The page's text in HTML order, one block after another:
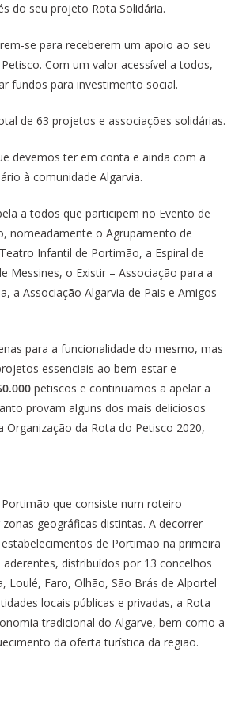
do seu projeto Rota Solidária.
se para receberem um apoio ao seu
Com um valor acessível a todos,
fundos para investimento social.
de 63 projetos e associações solidárias.
devemos ter em conta e ainda com a
à comunidade Algarvia.
a todos que participem no Evento de
nomeadamente o Agrupamento de
Infantil de Portimão, a Espiral de
Messines, o Existir – Associação para a
a Associação Algarvia de Pais e Amigos
para a funcionalidade do mesmo, mas
essenciais ao bem-estar e
​petiscos e continuamos a apelar a
provam alguns dos mais deliciosos
da Rota do Petisco 2020,
que consiste num roteiro
geográficas distintas. A decorrer
de Portimão na primeira
distribuídos por 13 concelhos
Loulé, Faro, Olhão, São Brás de Alportel
locais públicas e privadas, a Rota
tradicional do Algarve, bem como a
da oferta turística da região.